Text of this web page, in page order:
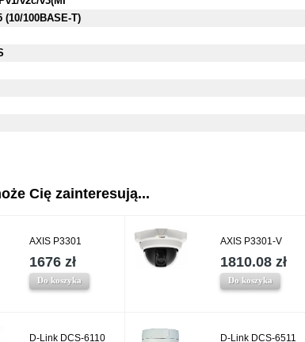
(10/100BASE-T)
Cię zainteresują...
AXIS P3301
1676 zł
Do koszyka
AXIS P3301-V
1810.08 zł
Do koszyka
D-Link DCS-6110 D-Link DCS-6511